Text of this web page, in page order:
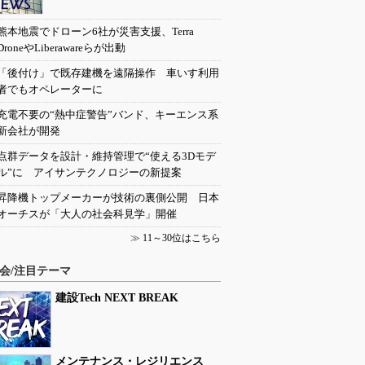
本地震でドローン6社が災害支援、Terra
やLiberawareらが出動
後付け」で既存建機を遠隔操作 車いす利用
でもオペレーターに
電不要の“熱中症警告”バンド、キーエンス系
会社が開発
群データを設計・維持管理で“使える3Dモデ
”に アイサンテクノロジーの新提案
降機トップメーカーが技術の裏側公開 日本
ーチスが「大人の社会科見学」開催
≫ 11～30位はこちら
/注目テーマ
建設Tech NEXT BREAK
メンテナンス・レジリエンス